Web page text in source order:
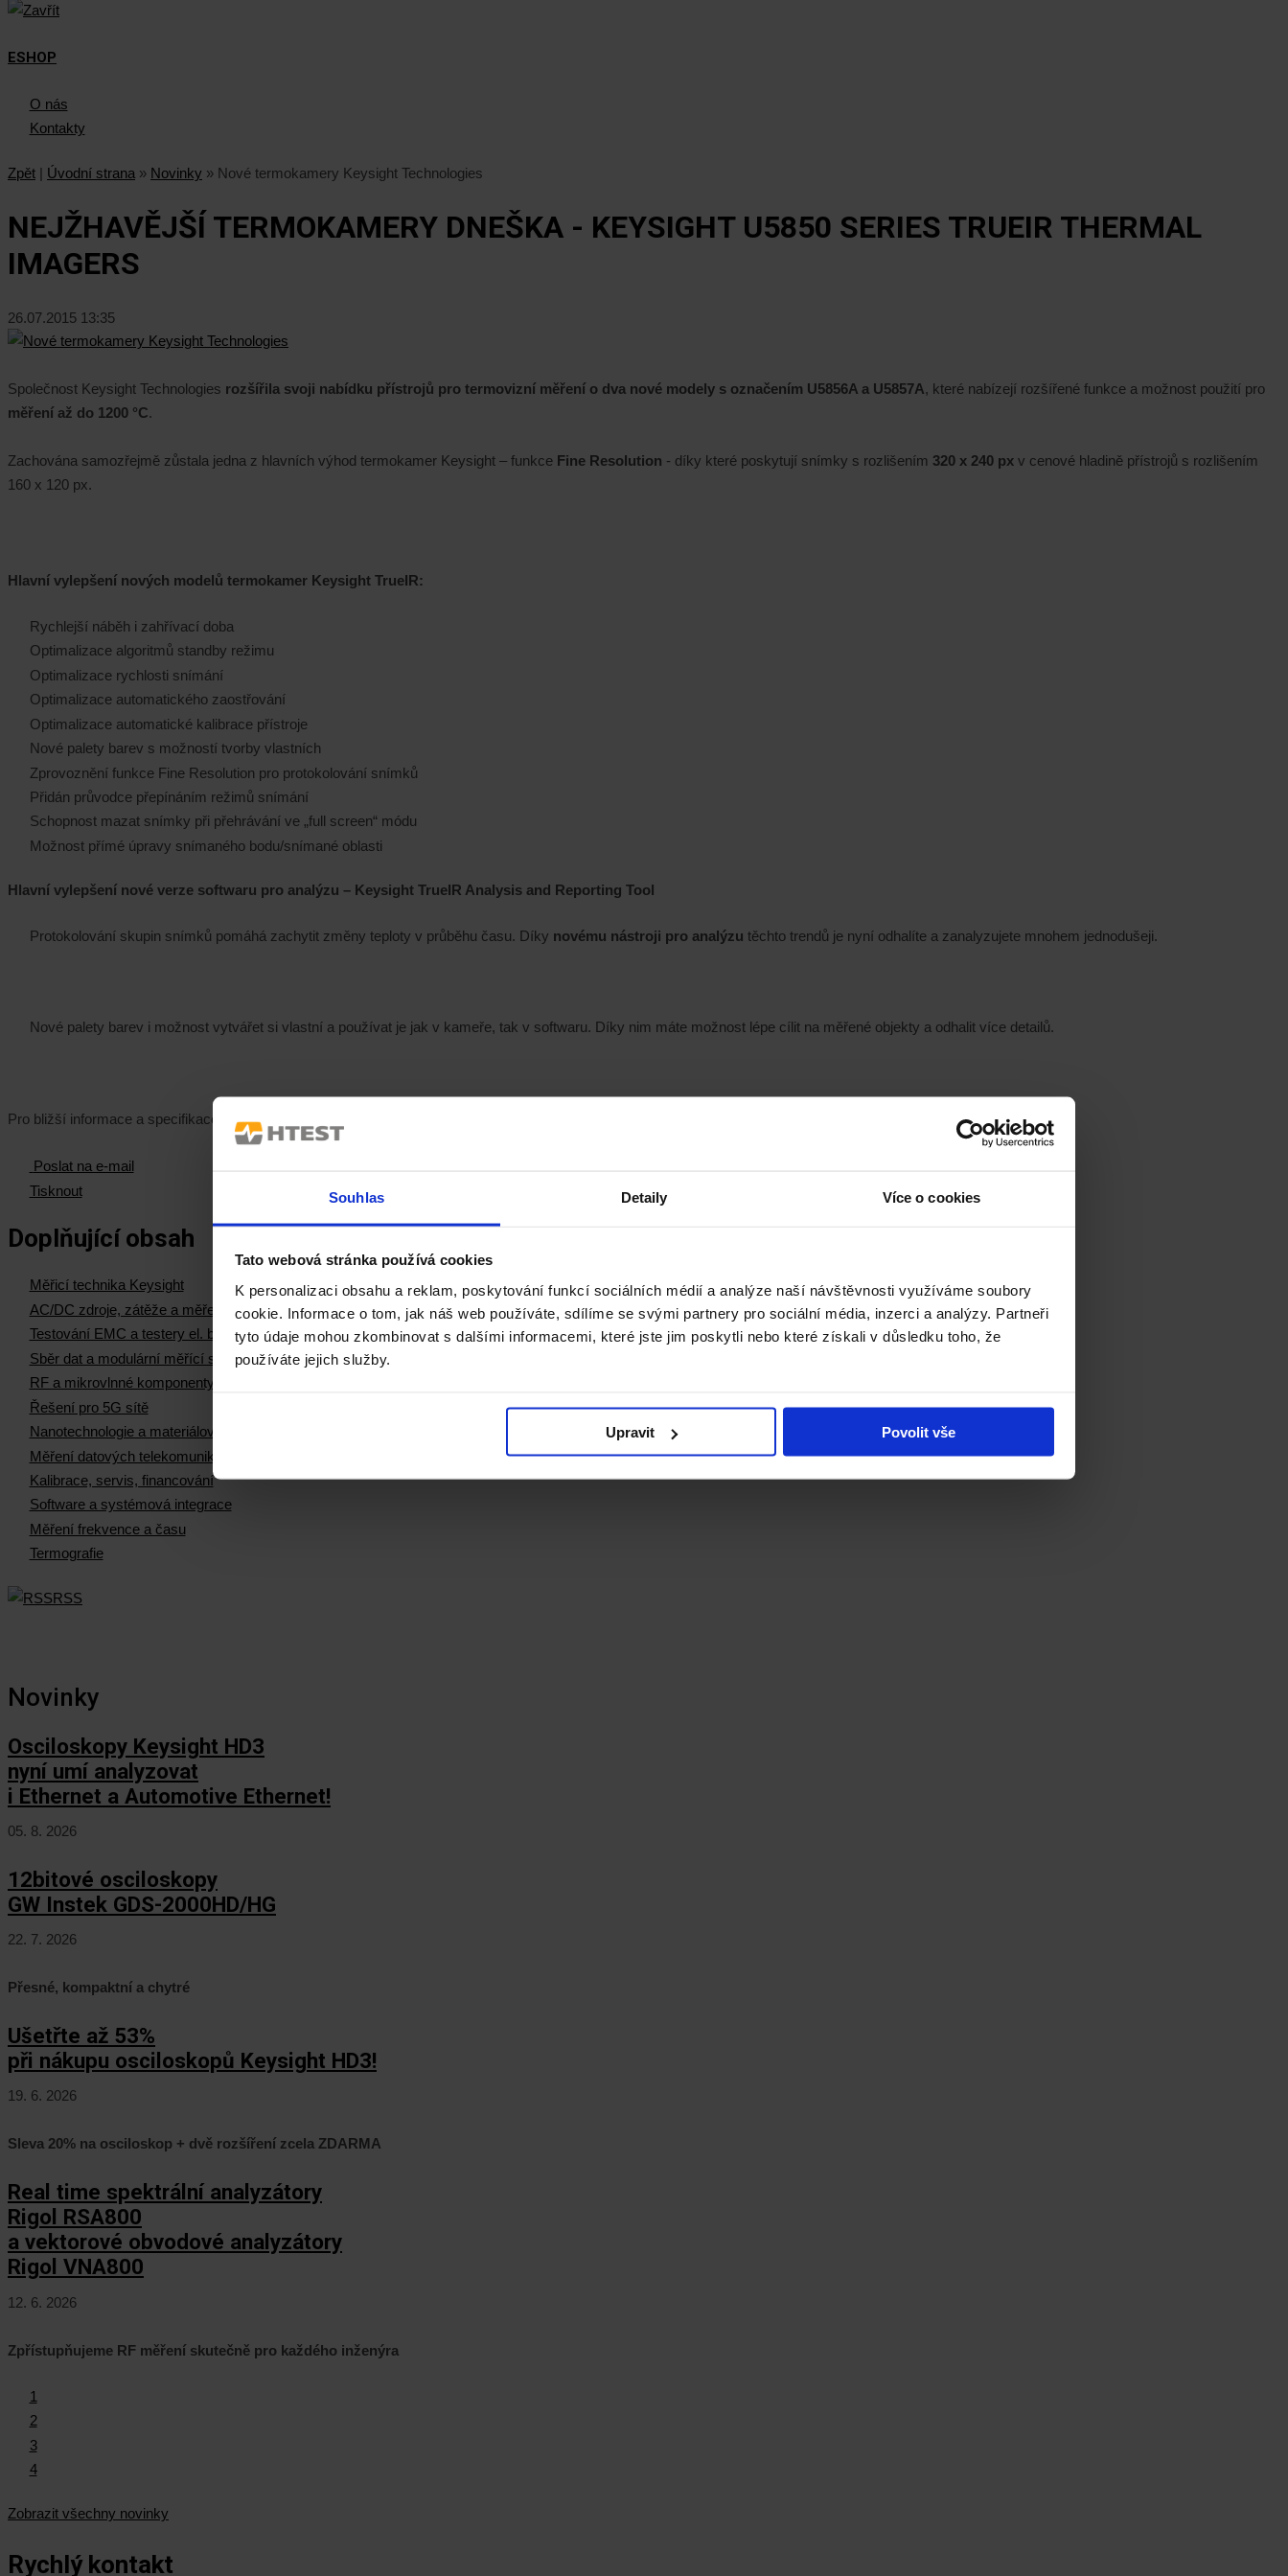
Souhlas Detaily Více o cookies
Tato webová stránka používá cookies
K personalizaci obsahu a reklam, poskytování funkcí sociálních médií a analýze naší návštěvnosti využíváme soubory
cookie. Informace o tom, jak náš web používáte, sdílíme se svými partnery pro sociální média, inzerci a analýzy. Partneři
tyto údaje mohou zkombinovat s dalšími informacemi, které jste jim poskytli nebo které získali v důsledku toho, že
používáte jejich služby.
Upravit Povolit vše
ESHOP
O nás
Kontakty
Zpět | Úvodní strana » Novinky » Nové termokamery Keysight Technologies
NEJŽHAVĚJŠÍ TERMOKAMERY DNEŠKA - KEYSIGHT U5850 SERIES TRUEIR THERMAL
IMAGERS
26.07.2015 13:35
Společnost Keysight Technologies rozšířila svoji nabídku přístrojů pro termovizní měření o dva nové modely s označením U5856A a U5857A, které nabízejí rozšířené funkce a možnost použití pro
měření až do 1200 °C.
Zachována samozřejmě zůstala jedna z hlavních výhod termokamer Keysight – funkce Fine Resolution - díky které poskytují snímky s rozlišením 320 x 240 px v cenové hladině přístrojů s rozlišením
160 x 120 px.
Hlavní vylepšení nových modelů termokamer Keysight TrueIR:
Rychlejší náběh i zahřívací doba
Optimalizace algoritmů standby režimu
Optimalizace rychlosti snímání
Optimalizace automatického zaostřování
Optimalizace automatické kalibrace přístroje
Nové palety barev s možností tvorby vlastních
Zprovoznění funkce Fine Resolution pro protokolování snímků
Přidán průvodce přepínáním režimů snímání
Schopnost mazat snímky při přehrávání ve „full screen“ módu
Možnost přímé úpravy snímaného bodu/snímané oblasti
Hlavní vylepšení nové verze softwaru pro analýzu – Keysight TrueIR Analysis and Reporting Tool
Protokolování skupin snímků pomáhá zachytit změny teploty v průběhu času. Díky novému nástroji pro analýzu těchto trendů je nyní odhalíte a zanalyzujete mnohem jednodušeji.
Nové palety barev i možnost vytvářet si vlastní a používat je jak v kameře, tak v softwaru. Díky nim máte možnost lépe cílit na měřené objekty a odhalit více detailů.
Pro bližší informace a specifikace si prosím stáhněte
Poslat na e-mail
Tisknout
Doplňující obsah
Měřicí technika Keysight
AC/DC zdroje, zátěže a měření el. výkonu
Testování EMC a testery el. bezpečnosti
Sběr dat a modulární měřící systémy
RF a mikrovlnné komponenty
Řešení pro 5G sítě
Nanotechnologie a materiálová měření
Měření datových telekomunikačních sítí
Kalibrace, servis, financování
Software a systémová integrace
Měření frekvence a času
Termografie
RSS
Novinky
Osciloskopy Keysight HD3
nyní umí analyzovat
i Ethernet a Automotive Ethernet!
05. 8. 2026
12bitové osciloskopy
GW Instek GDS-2000HD/HG
22. 7. 2026
Přesné, kompaktní a chytré
Ušetřte až 53%
při nákupu osciloskopů Keysight HD3!
19. 6. 2026
Sleva 20% na osciloskop + dvě rozšíření zcela ZDARMA
Real time spektrální analyzátory
Rigol RSA800
a vektorové obvodové analyzátory
Rigol VNA800
12. 6. 2026
Zpřístupňujeme RF měření skutečně pro každého inženýra
1
2
3
4
Zobrazit všechny novinky
Rychlý kontakt